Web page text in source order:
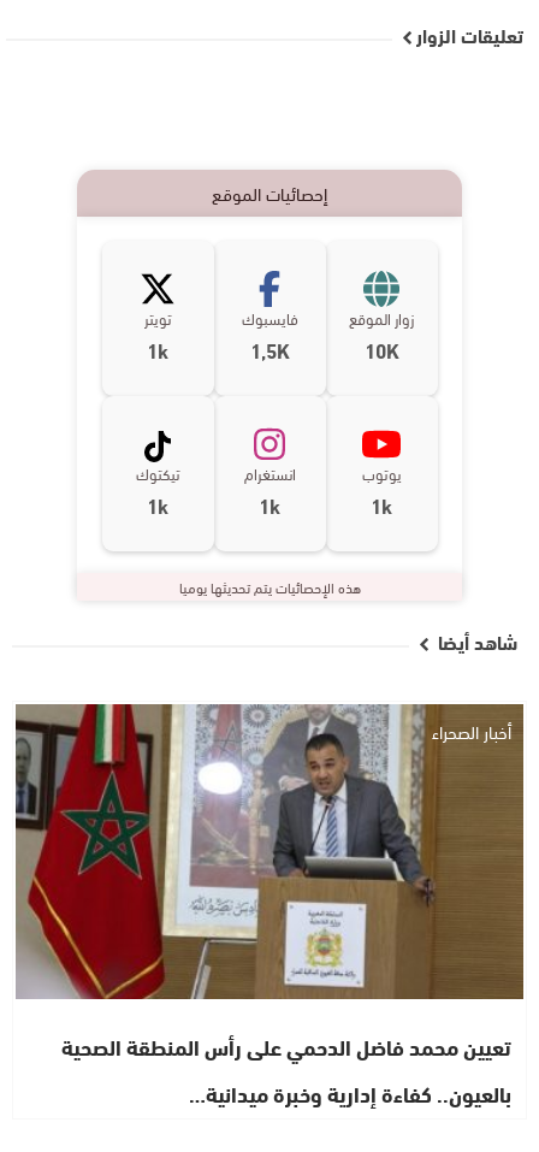
تعليقات الزوار
إحصائيات الموقع
زوار الموقع
10K
فايسبوك
1,5K
تويتر
1k
يوتوب
1k
انستغرام
1k
تيكتوك
1k
هذه الإحصائيات يتم تحديثها يوميا
شاهد أيضا
أخبار الصحراء
تعيين محمد فاضل الدحمي على رأس المنطقة الصحية
بالعيون.. كفاءة إدارية وخبرة ميدانية…